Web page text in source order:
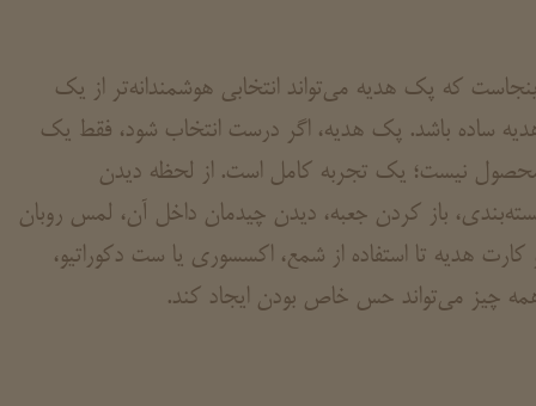
که پک هدیه می‌تواند انتخابی هوشمندانه‌تر از یک
ساده باشد. پک هدیه، اگر درست انتخاب شود، فقط یک
نیست؛ یک تجربه کامل است. از لحظه دیدن
باز کردن جعبه، دیدن چیدمان داخل آن، لمس روبان
کارت هدیه تا استفاده از شمع، اکسسوری یا ست دکوراتیو،
چیز می‌تواند حس خاص بودن ایجاد کند.